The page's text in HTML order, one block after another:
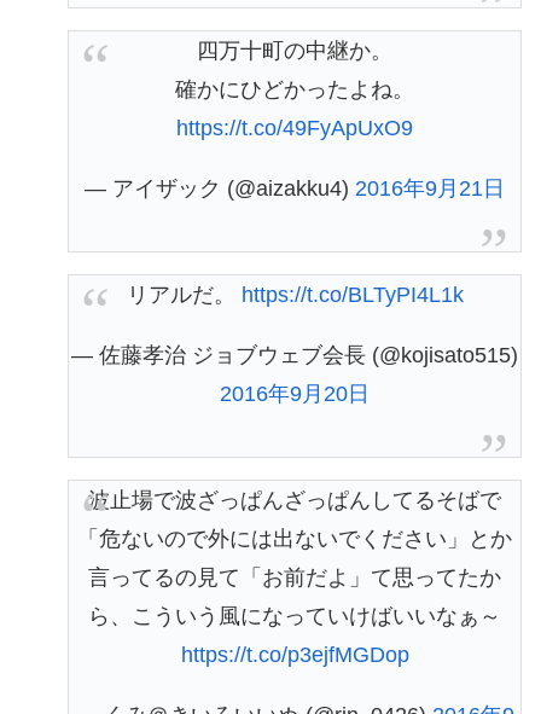
四万十町の中継か。
確かにひどかったよね。
https://t.co/49FyApUxO9
— アイザック (@aizakku4) 2016年9月21日
リアルだ。 https://t.co/BLTyPI4L1k
— 佐藤孝治 ジョブウェブ会長 (@kojisato515)
2016年9月20日
波止場で波ざっぱんざっぱんしてるそばで
「危ないので外には出ないでください」とか
言ってるの見て「お前だよ」て思ってたか
ら、こういう風になっていけばいいなぁ～
https://t.co/p3ejfMGDop